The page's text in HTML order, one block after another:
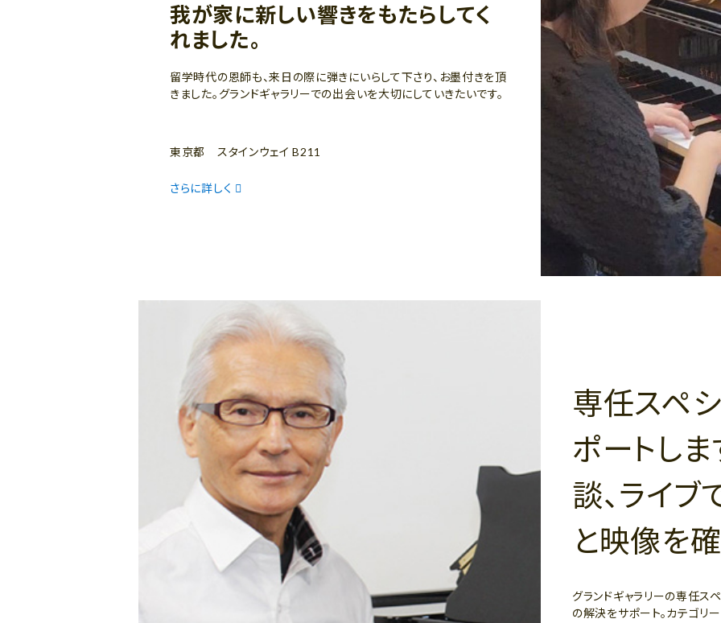
我が家に新しい響きをもたらしてく
れました。
留学時代の恩師も、来日の際に弾きにいらして下さり、お墨付きを頂
きました。グランドギャラリーでの出会いを大切にしていきたいです。
東京都 スタインウェイ B211
さらに詳しく
専任スペ
ポートしま
談、ライブ
と映像を
グランドギャラリーの専任ス
の解決をサポート。カテゴリ